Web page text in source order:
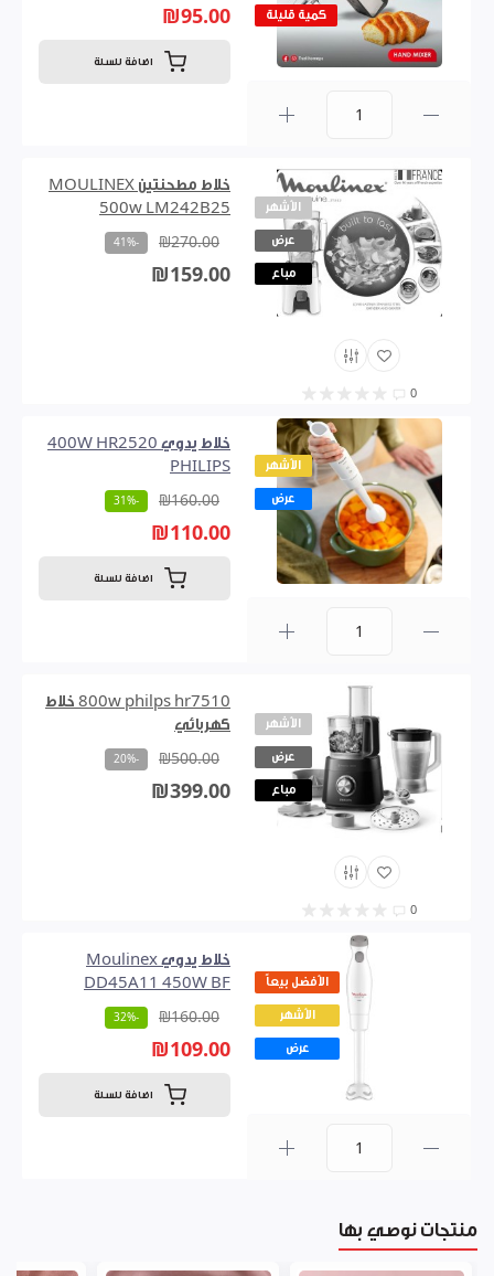
كمية قليلة ₪95.00
اضافة للسلة
الأشهر
عرض
مباع
0
خلاط مطحنتين MOULINEX
500w LM242B25
₪270.00
-41%
₪159.00
الأشهر
عرض
خلاط يدوي 400W HR2520
PHILIPS
₪160.00
-31%
₪110.00
اضافة للسلة
الأشهر
عرض
مباع
0
800w philps hr7510 خلاط
كهربائي
₪500.00
-20%
₪399.00
الأفضل بيعاً
الأشهر
عرض
خلاط يدوي Moulinex
DD45A11 450W BF
₪160.00
-32%
₪109.00
اضافة للسلة
منتجات نوصي بها